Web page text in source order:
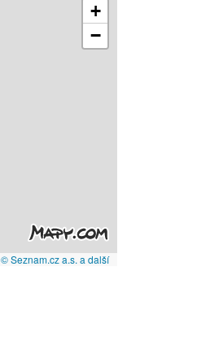
+
−
© Seznam.cz a.s. a další